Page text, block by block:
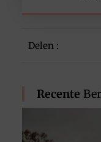
Delen :
Recente